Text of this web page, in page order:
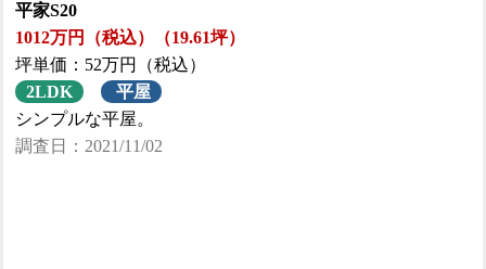
平家S20
1012万円（税込）（19.61坪）
坪単価：52万円（税込）
2LDK
平屋
シンプルな平屋。
調査日：2021/11/02